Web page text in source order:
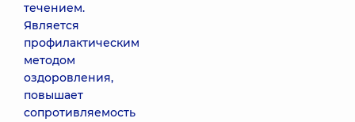
течением.
Является
профилактическим
методом
оздоровления,
повышает
сопротивляемость